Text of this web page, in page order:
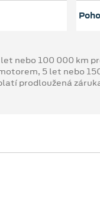
nebo 100 000 km
5 let nebo
prodloužená